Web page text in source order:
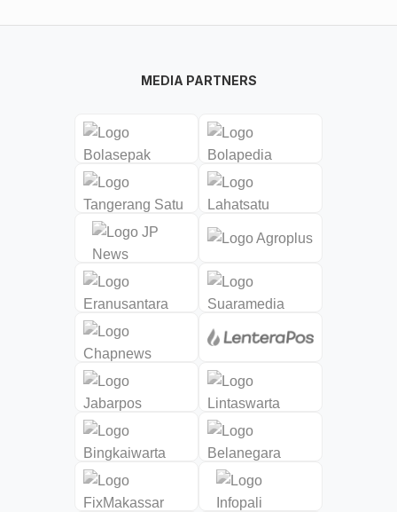
MEDIA PARTNERS